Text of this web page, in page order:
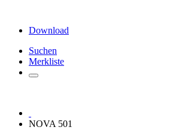
Download
Suchen
Merkliste
NOVA 501